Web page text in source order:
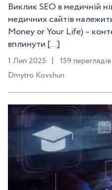
Виклик SEO в медичній
медичних сайтів
Money or Your Life) –
вплинути [...]
1 Лип 2025
159 переглядів
Dmytro Kovshun